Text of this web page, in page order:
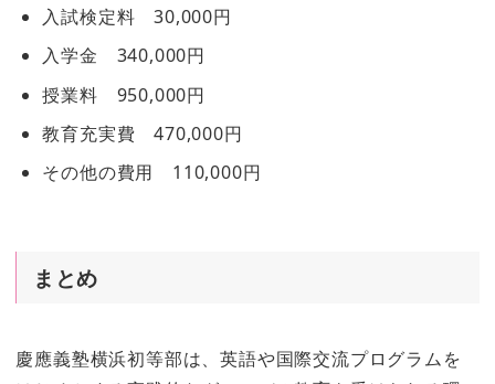
入試検定料 30,000円
入学金 340,000円
授業料 950,000円
教育充実費 470,000円
その他の費用 110,000円
まとめ
慶應義塾横浜初等部は、英語や国際交流プログラムを